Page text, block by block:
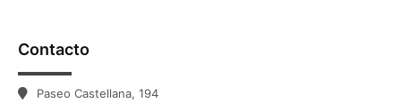
Contacto
Paseo Castellana, 194